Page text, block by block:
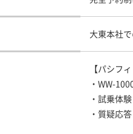
大東本社
【パシフ
・WW-
・試乗体験
・質疑応答